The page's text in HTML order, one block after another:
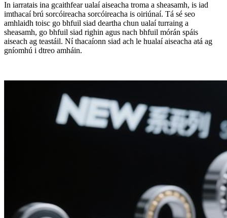
In iarratais ina gcaithfear ualaí aiseacha troma a sheasamh, is iad
imthacaí brú sorcóireacha sorcóireacha is oiriúnaí. Tá sé seo
amhlaidh toisc go bhfuil siad deartha chun ualaí turraing a
sheasamh, go bhfuil siad righin agus nach bhfuil mórán spáis
aiseach ag teastáil. Ní thacaíonn siad ach le hualaí aiseacha atá ag
gníomhú i dtreo amháin.